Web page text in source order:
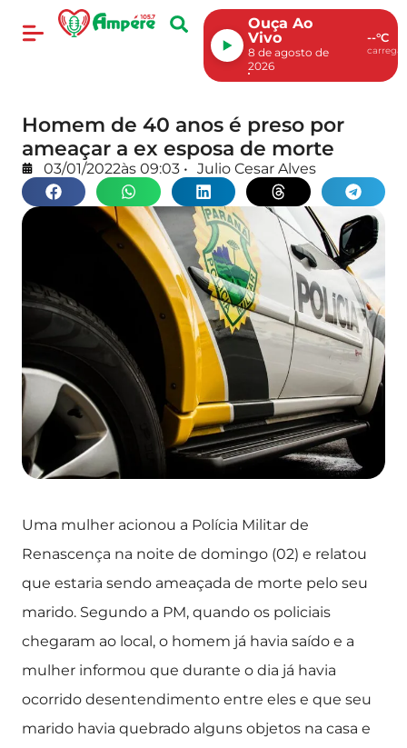
Ouça Ao
Vivo
8 de agosto de
2026
--°C
Homem de 40 anos é preso por
ameaçar a ex esposa de morte
03/01/2022às 09:03 • Julio Cesar Alves
Uma mulher acionou a Polícia Militar de
Renascença na noite de domingo (02) e relatou
que estaria sendo ameaçada de morte pelo seu
marido. Segundo a PM, quando os policiais
chegaram ao local, o homem já havia saído e a
mulher informou que durante o dia já havia
ocorrido desentendimento entre eles e que seu
marido havia quebrado alguns objetos na casa e